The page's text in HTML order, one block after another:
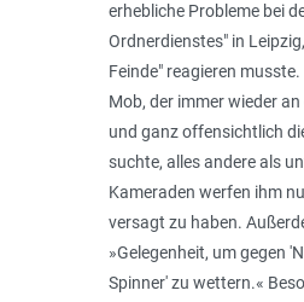
erhebliche Probleme bei
Ordnerdienstes" in
Feinde" reagieren
Mob, der immer wieder
und ganz offensichtlich
suchte, alles andere als
Kameraden werfen ihm
versagt zu haben.
»Gelegenheit, um gegen
Spinner' zu wettern.«